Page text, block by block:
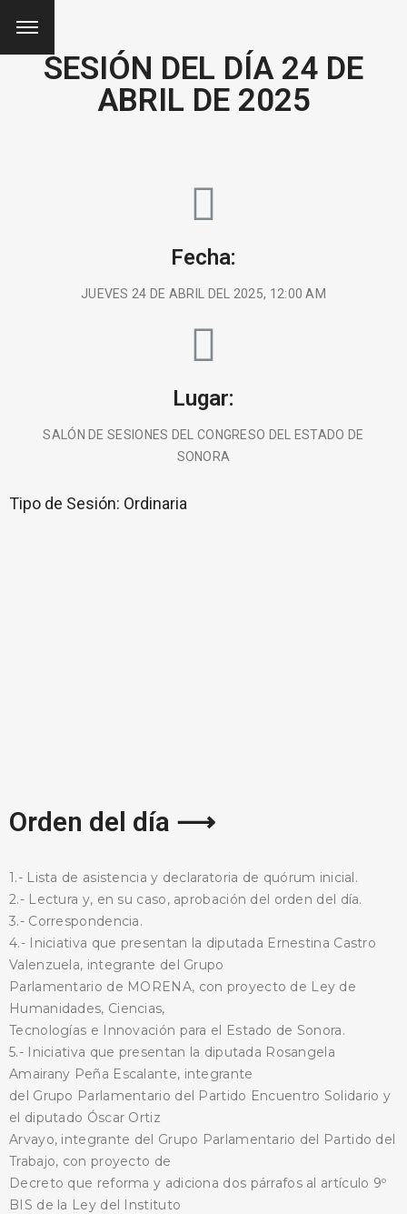
SESIÓN DEL DÍA 24 DE
ABRIL DE 2025
Fecha:
JUEVES 24 DE ABRIL DEL 2025, 12:00 AM
Lugar:
SALÓN DE SESIONES DEL CONGRESO DEL ESTADO DE
SONORA
Tipo de Sesión: Ordinaria
Orden del día ⟶
1.- Lista de asistencia y declaratoria de quórum inicial.
2.- Lectura y, en su caso, aprobación del orden del día.
3.- Correspondencia.
4.- Iniciativa que presentan la diputada Ernestina Castro
Valenzuela, integrante del Grupo
Parlamentario de MORENA, con proyecto de Ley de
Humanidades, Ciencias,
Tecnologías e Innovación para el Estado de Sonora.
5.- Iniciativa que presentan la diputada Rosangela
Amairany Peña Escalante, integrante
del Grupo Parlamentario del Partido Encuentro Solidario y
el diputado Óscar Ortiz
Arvayo, integrante del Grupo Parlamentario del Partido del
Trabajo, con proyecto de
Decreto que reforma y adiciona dos párrafos al artículo 9º
BIS de la Ley del Instituto